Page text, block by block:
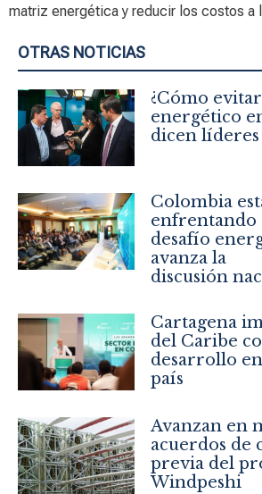
matriz energética y reducir los costos a
OTRAS NOTICIAS
¿Cómo
energético
dicen
Colombia
enfrentando
desafío
avanza la
discusión
Cartagena
del Caribe
desarrollo
país
Avanzan en
acuerdos de
previa del
Windpeshi